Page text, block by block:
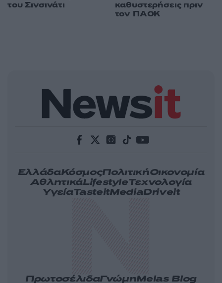
του Σινσινάτι
καθυστερήσεις πριν
τον ΠΑΟΚ
ΕλλάδαΚόσμοςΠολιτικήΟικονομία
ΑθλητικάLifestyleΤεχνολογία
ΥγείαTasteitMediaDriveit
ΠρωτοσέλιδαΓνώμηMelas Blog